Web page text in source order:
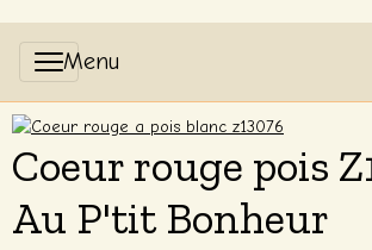
Coeur rouge pois
Au P'tit Bonheur